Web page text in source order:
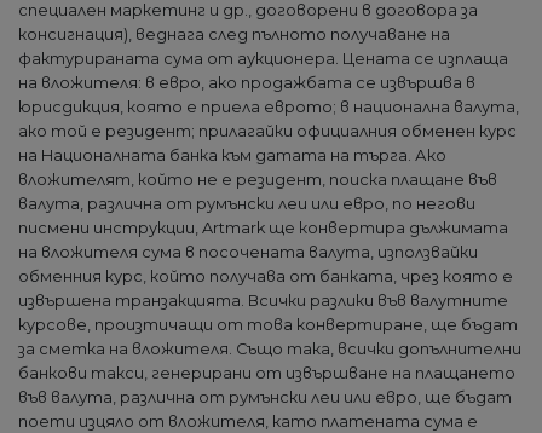
специален маркетинг и др., договорени в договора за
консигнация), веднага след пълното получаване на
фактурираната сума от аукционера. Цената се изплаща
на вложителя: в евро, ако продажбата се извършва в
юрисдикция, която е приела еврото; в национална валута,
ако той е резидент; прилагайки официалния обменен курс
на Националната банка към датата на търга. Ако
вложителят, който не е резидент, поиска плащане във
валута, различна от румънски леи или евро, по негови
писмени инструкции, Artmark ще конвертира дължимата
на вложителя сума в посочената валута, използвайки
обменния курс, който получава от банката, чрез която е
извършена транзакцията. Всички разлики във валутните
курсове, произтичащи от това конвертиране, ще бъдат
за сметка на вложителя. Също така, всички допълнителни
банкови такси, генерирани от извършване на плащането
във валута, различна от румънски леи или евро, ще бъдат
поети изцяло от вложителя, като платената сума е